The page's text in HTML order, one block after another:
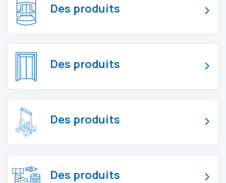
Des produits
Des produits
Des produits
Des produits